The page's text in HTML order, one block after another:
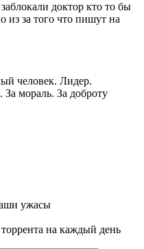
доктор кто то бы
из за того что пишут на
человек. Лидер.
мораль. За доброту
ужасы
на каждый день